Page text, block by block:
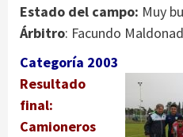
Estado del campo: Muy
Árbitro: Facundo
Categoría 2003
Resultado
final:
Camioneros